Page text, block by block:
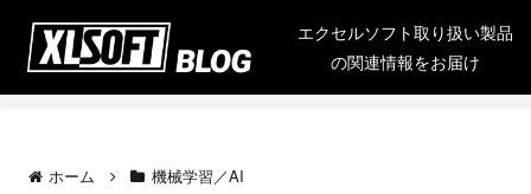
エクセルソフト取り扱い製品
の関連情報をお届け
ホーム 機械学習／AI